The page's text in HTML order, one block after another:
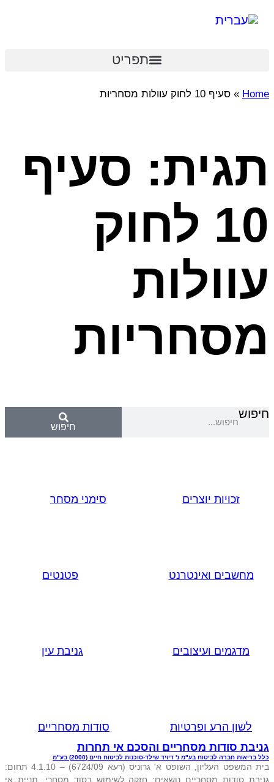
תפריט
Home
» סעיף 10 לחוק עוולות מסחריות
תגית: סעיף
10 לחוק
עוולות
מסחריות
חיפוש
חיפוש
זכויות יוצרים סימני מסחר
מחשבים ואינטרנט פטנטים
מדגמים ועיצובים גניבת עין
לשון הרע ופרטיות
סודות מסחריים
גניבת סודות מסחריים והסכם אי תחרות
כלל בריאות חברה לביטוח בע"מ נ' דיויד שילד-סוכנות לביטוח חיים (2000) בע"מ
בית המשפט העליון, השופט א' גרוניס (רעא 6724/09) – 4.1.10 תחום:
גניבת סודות מסחריים נושאים: חזקה לשימוש בסוד מסחרי, תניית אי